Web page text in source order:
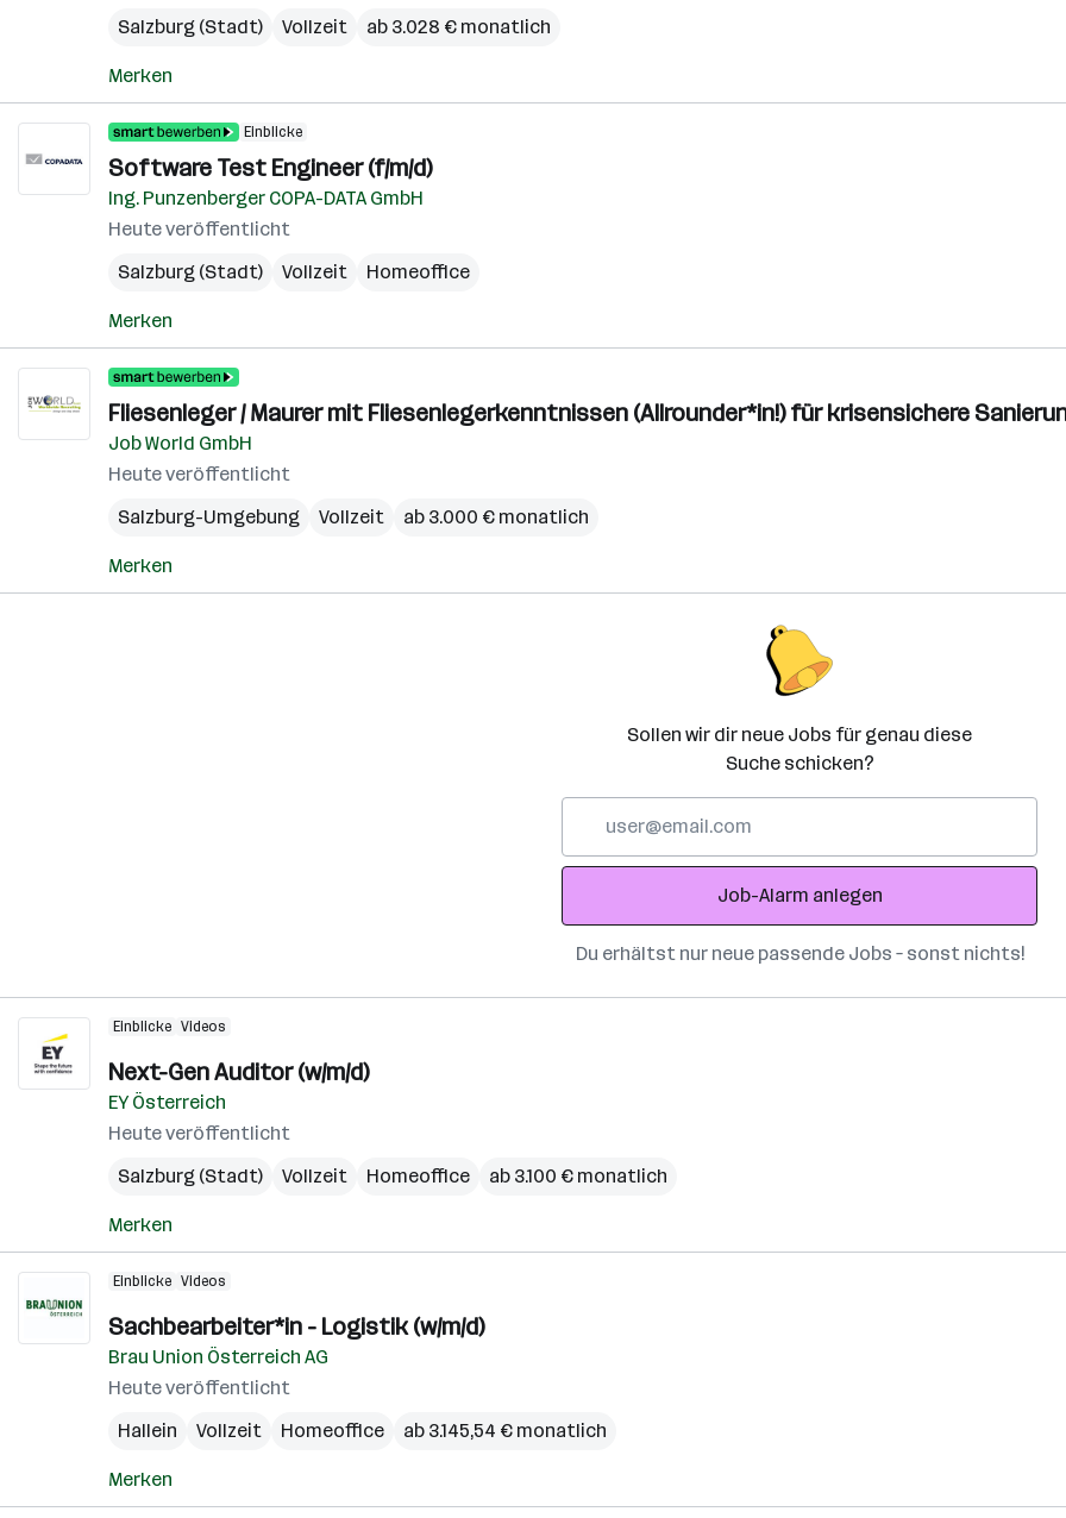
Salzburg (Stadt)
Vollzeit ab 3.028 € monatlich
Merken
Einblicke
Software Test Engineer (f/m/d)
Ing. Punzenberger COPA-DATA GmbH
Heute veröffentlicht
Salzburg (Stadt)
Vollzeit Homeoffice
Merken
Fliesenleger / Maurer mit Fliesenlegerkenntnissen (Allrounder*in!) für krisensichere
Job World GmbH
Heute veröffentlicht
Salzburg-Umgebung
Vollzeit ab 3.000 € monatlich
Merken
Sollen wir dir neue Jobs für genau diese
Suche schicken?
Adresse
Job-Alarm anlegen
Du erhältst nur neue passende Jobs – sonst nichts!
Einblicke Videos
Next-Gen Auditor (w/m/d)
EY Österreich
Heute veröffentlicht
Salzburg (Stadt)
Vollzeit Homeoffice ab 3.100 € monatlich
Merken
Einblicke Videos
Sachbearbeiter*in - Logistik (w/m/d)
Brau Union Österreich AG
Heute veröffentlicht
Hallein
Vollzeit Homeoffice ab 3.145,54 € monatlich
Merken